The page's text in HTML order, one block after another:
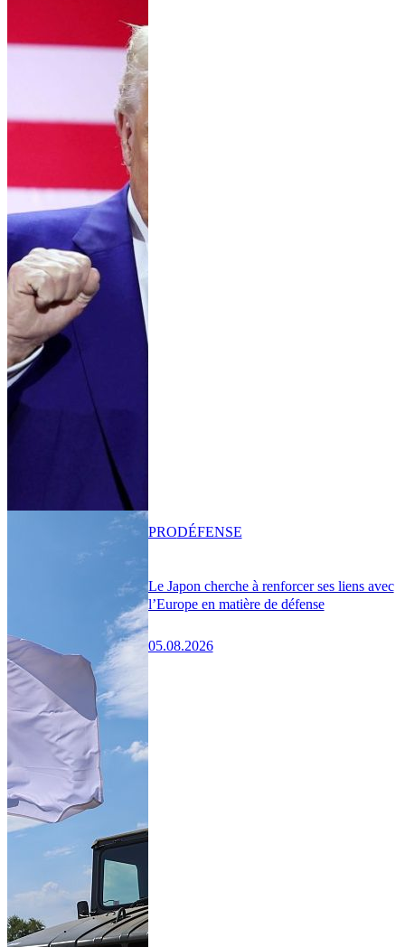
Le Japon cherche à renforcer ses liens avec
l’Europe en matière de défense
05.08.2026
PRODÉFENSE